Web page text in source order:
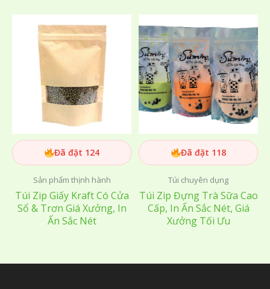
Đã đặt 124
Sản phẩm thịnh hành
Túi Zip Giấy Kraft Có Cửa
Sổ & Trơn Giá Xưởng, In
Ấn Sắc Nét
Đã đặt 118
Túi chuyên dụng
Túi Zip Đựng Trà Sữa Cao
Cấp, In Ấn Sắc Nét, Giá
Xưởng Tối Ưu